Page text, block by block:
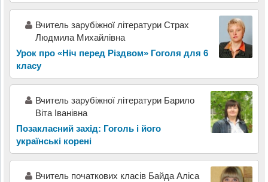
Вчитель зарубіжної літератури Страх
Людмила Михайлівна
Урок про «Ніч перед Різдвом» Гоголя для 6
класу
Вчитель зарубіжної літератури Барило
Віта Іванівна
Позакласний захід: Гоголь і його
українські корені
Вчитель початкових класів Байда Аліса